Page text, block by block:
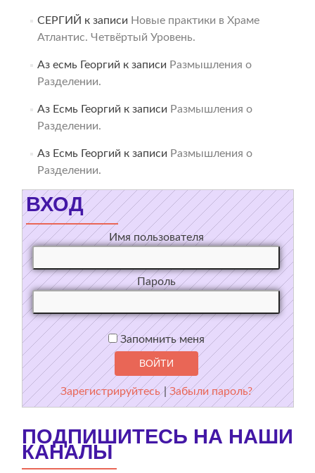
СЕРГИЙ к записи Новые практики в Храме
Атлантис. Четвёртый Уровень.
Аз есмь Георгий к записи Размышления о
Разделении.
Аз Есмь Георгий к записи Размышления о
Разделении.
Аз Есмь Георгий к записи Размышления о
Разделении.
ВХОД
Имя пользователя
Пароль
Запомнить меня
Зарегистрируйтесь |Забыли пароль?
ПОДПИШИТЕСЬ НА НАШИ
КАНАЛЫ